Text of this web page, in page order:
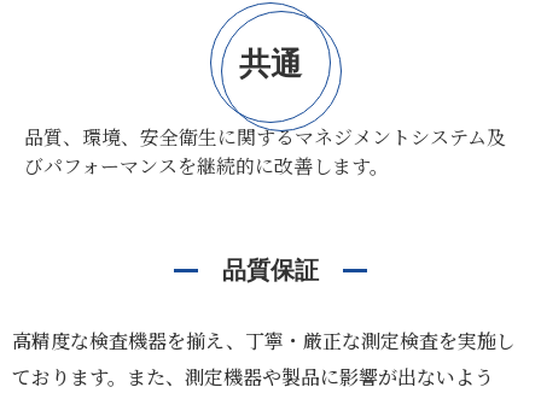
共通
品質、環境、安全衛生に関するマネジメントシステム及
びパフォーマンスを継続的に改善します。
品質保証
高精度な検査機器を揃え、丁寧・厳正な測定検査を実施し
ております。また、測定機器や製品に影響が出ないよう